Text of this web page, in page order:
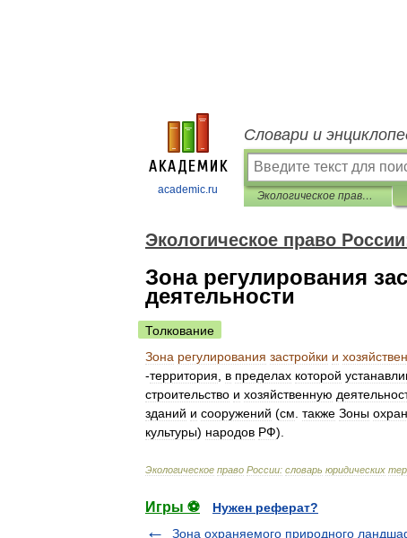
academic.ru
Словари и
Экологическое право России: словарь юридических терминов
Экологическое право
Зона регулирования
деятельности
Толкование
Зона регулирования застройки и
-территория в пределах которой
строительство и хозяйственную
зданий и сооружений (см также Зоны
культуры) народов РФ).
Экологическое право России: словарь юридических
Игры ⚽
Нужен реферат?
Зона охраняемого природного